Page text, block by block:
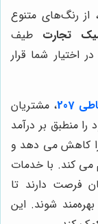
از رنگ‌های متنوع
تجارت طیف
انتخاب در اختیار شما قرار
207
، مشتریان
منطبق بر درآمد
را کاهش می دهد و
می کند. با خدمات
مشتریان فرصت دارند تا
شوند. این